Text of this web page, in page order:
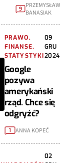
9
PRZEMYSŁAW
BANASIAK
PRAWO,
FINANSE,
STATYSTYKI
09
GRU
2024
Google
pozywa
amerykański
rząd. Chce się
odgryźć?
1 ANNA KOPEĆ
02